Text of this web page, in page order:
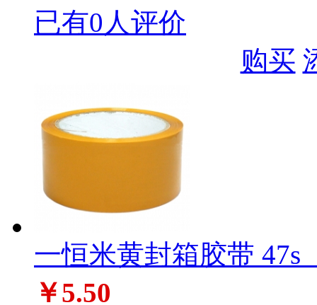
已有0人评价
购买
一恒米黄封箱胶带 47s
￥5.50